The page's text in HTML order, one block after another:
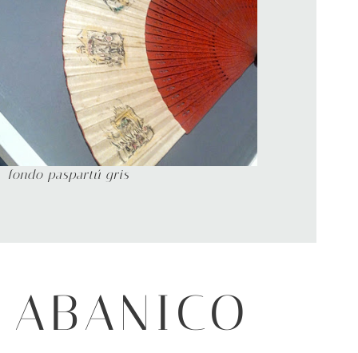
fondo paspartú gris